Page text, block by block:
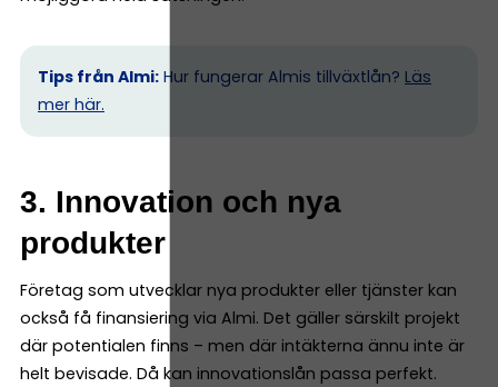
Tips från Almi: Hur fungerar Almis tillväxtlån? Läs
mer här.
3. Innovation och nya
produkter
Företag som utvecklar nya produkter eller tjänster kan
också få finansiering via Almi. Det gäller särskilt projekt
där potentialen finns – men där intäkterna ännu inte är
helt bevisade. Då kan innovationslån passa perfekt.